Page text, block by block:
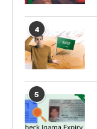
4
5